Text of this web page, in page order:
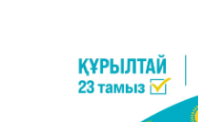
2771 2
🇫🇷 Клуб ПСЖ